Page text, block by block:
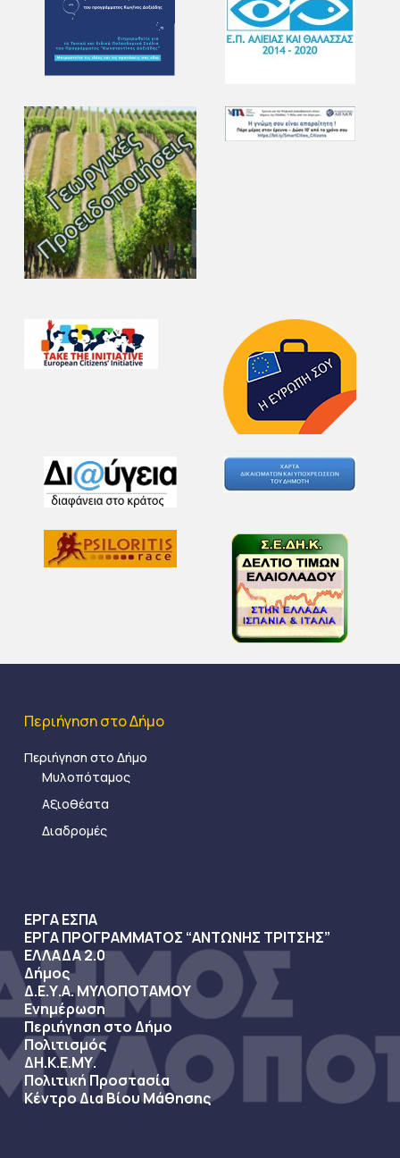
Περιήγηση στο Δήμο
Περιήγηση στο Δήμο
Μυλοπόταμος
Αξιοθέατα
Διαδρομές
ΕΡΓΑ ΕΣΠΑ
ΕΡΓΑ ΠΡΟΓΡΑΜΜΑΤΟΣ “ΑΝΤΩΝΗΣ ΤΡΙΤΣΗΣ”
ΕΛΛΑΔΑ 2.0
Δήμος
Δ.Ε.Υ.Α. ΜΥΛΟΠΟΤΑΜΟΥ
Ενημέρωση
Περιήγηση στο Δήμο
Πολιτισμός
ΔΗ.Κ.Ε.ΜΥ.
Πολιτική Προστασία
Κέντρο Δια Βίου Μάθησης